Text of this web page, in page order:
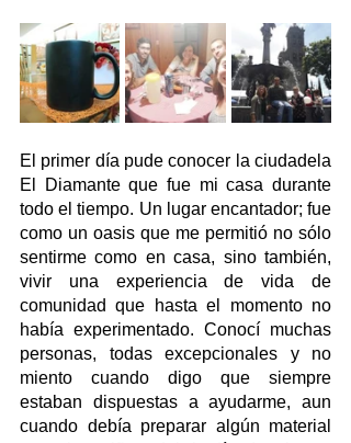
El primer día pude conocer la ciudadela
El Diamante que fue mi casa durante
todo el tiempo. Un lugar encantador; fue
como un oasis que me permitió no sólo
sentirme como en casa, sino también,
vivir una experiencia de vida de
comunidad que hasta el momento no
había experimentado. Conocí muchas
personas, todas excepcionales y no
miento cuando digo que siempre
estaban dispuestas a ayudarme, aun
cuando debía preparar algún material